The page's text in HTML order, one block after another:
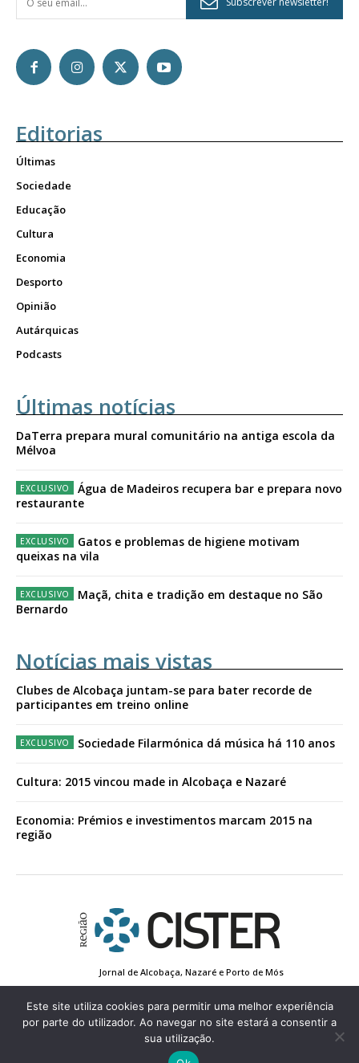
Editorias
Últimas
Sociedade
Educação
Cultura
Economia
Desporto
Opinião
Autárquicas
Podcasts
Últimas notícias
DaTerra prepara mural comunitário na antiga escola da
Mélvoa
Água de Madeiros recupera bar e prepara novo
restaurante
Gatos e problemas de higiene motivam
queixas na vila
Maçã, chita e tradição em destaque no São
Bernardo
Notícias mais vistas
Clubes de Alcobaça juntam-se para bater recorde de
participantes em treino online
Sociedade Filarmónica dá música há 110 anos
Cultura: 2015 vincou made in Alcobaça e Nazaré
Economia: Prémios e investimentos marcam 2015 na
região
Jornal de Alcobaça, Nazaré e Porto de Mós
Estatuto Editorial
Contactos
Política de Privacidade
Conta de Registo
Edição Impressa
© 2022 Região de Cister - Todos os direitos reservados.
Este site utiliza cookies para permitir uma melhor experiência
por parte do utilizador. Ao navegar no site estará a consentir a
sua utilização.